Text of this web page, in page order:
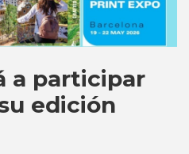
a participar
edición